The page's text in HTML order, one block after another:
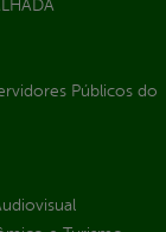
Públicos do